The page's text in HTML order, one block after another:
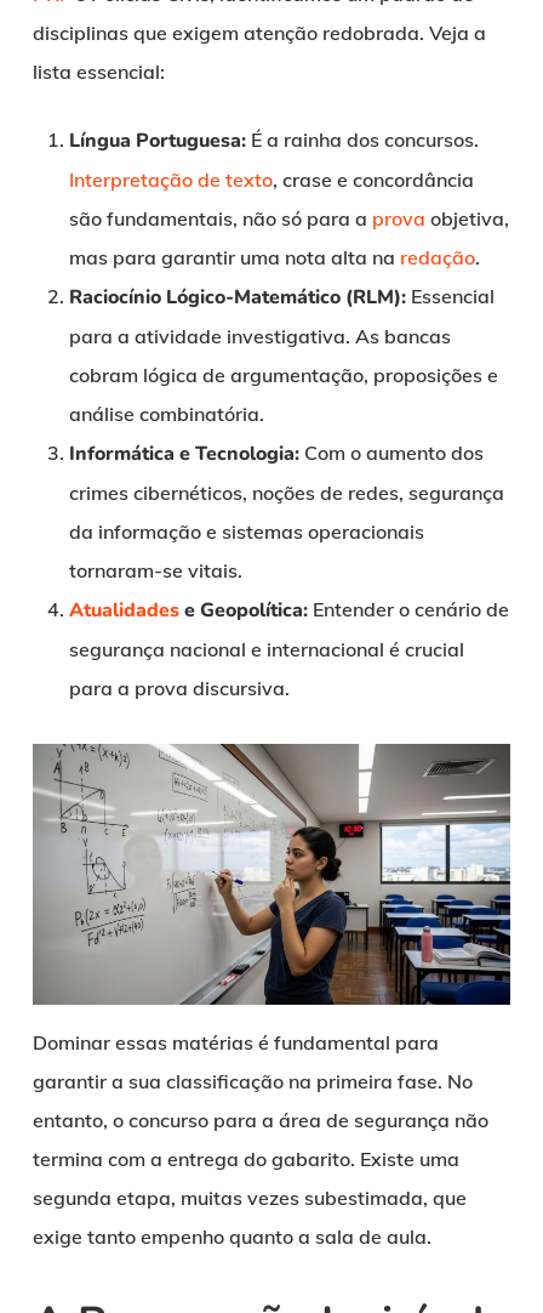
disciplinas que exigem atenção redobrada. Veja a
lista essencial:
Língua Portuguesa:É a rainha dos concursos.
Interpretação de texto, crase e concordância
são fundamentais, não só para a prova objetiva,
mas para garantir uma nota alta na redação.
Raciocínio Lógico-Matemático (RLM):Essencial
para a atividade investigativa. As bancas
cobram lógica de argumentação, proposições e
análise combinatória.
Informática e Tecnologia:Com o aumento dos
crimes cibernéticos, noções de redes, segurança
da informação e sistemas operacionais
tornaram-se vitais.
Atualidadese Geopolítica:Entender o cenário de
segurança nacional e internacional é crucial
para a prova discursiva.
Dominar essas matérias é fundamental para
garantir a sua classificação na primeira fase. No
entanto, o concurso para a área de segurança não
termina com a entrega do gabarito. Existe uma
segunda etapa, muitas vezes subestimada, que
exige tanto empenho quanto a sala de aula.